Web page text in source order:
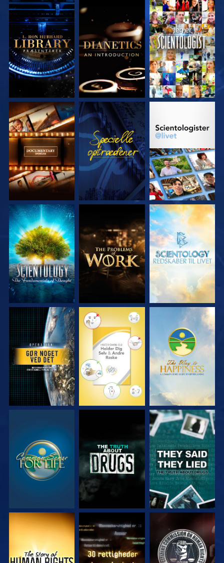
UDFORSK SERIEN UDFORSK SERIEN SE
UDFORSK SERIEN SE UDFORSK SERIEN
UDFORSK SERIEN UDFORSK SERIEN UDFORSK SERIEN
SE SE SE
SE SE
SE SE SE